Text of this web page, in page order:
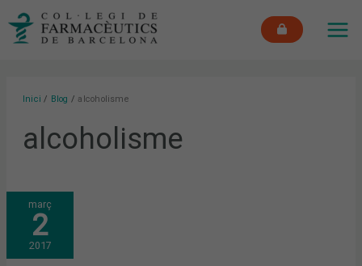
Inici Blog alcoholisme
alcoholisme
març
2
2017
ABORDATGE
DE
L’ALCOHOLISME
DES
DE
LA
FARMÀCIA